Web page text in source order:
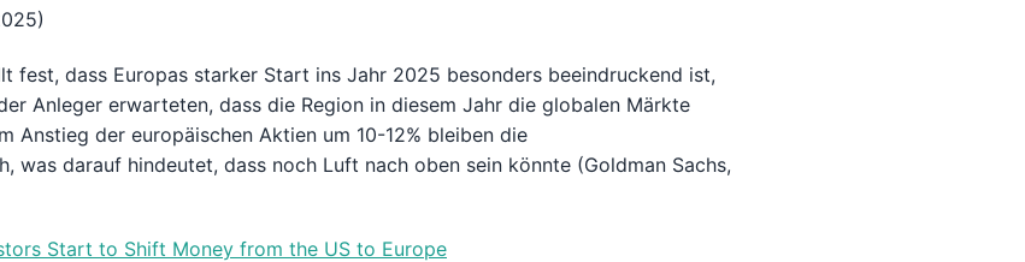
fest, dass Europas starker Start ins Jahr 2025 besonders beeindruckend ist,
Anleger erwarteten, dass die Region in diesem Jahr die globalen Märkte
Anstieg der europäischen Aktien um 10-12% bleiben die
was darauf hindeutet, dass noch Luft nach oben sein könnte (Goldman Sachs,
Start to Shift Money from the US to Europe